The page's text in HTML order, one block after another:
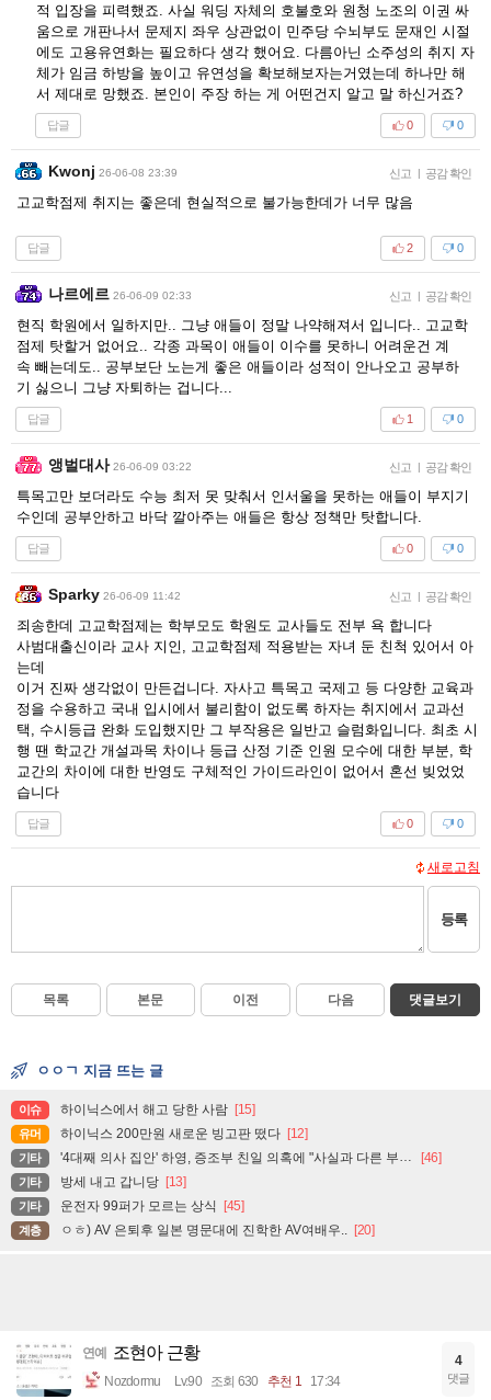
적 입장을 피력했죠. 사실 워딩 자체의 호불호와 원청 노조의 이권 싸
움으로 개판나서 문제지 좌우 상관없이 민주당 수뇌부도 문재인 시절
에도 고용유연화는 필요하다 생각 했어요. 다름아닌 소주성의 취지 자
체가 임금 하방을 높이고 유연성을 확보해보자는거였는데 하나만 해
서 제대로 망했죠. 본인이 주장 하는 게 어떤건지 알고 말 하신거죠?
답글 0
0
Kwonj 26-06-08 23:39 신고 | 공감 확인
고교학점제 취지는 좋은데 현실적으로 불가능한데가 너무 많음
답글 0
2
나르에르 26-06-09 02:33 신고 | 공감 확인
현직 학원에서 일하지만.. 그냥 애들이 정말 나약해져서 입니다.. 고교학
점제 탓할거 없어요.. 각종 과목이 애들이 이수를 못하니 어려운건 계
속 빼는데도.. 공부보단 노는게 좋은 애들이라 성적이 안나오고 공부하
기 싫으니 그냥 자퇴하는 겁니다...
답글 0
1
앵벌대사 26-06-09 03:22 신고 | 공감 확인
특목고만 보더라도 수능 최저 못 맞춰서 인서울을 못하는 애들이 부지기
수인데 공부안하고 바닥 깔아주는 애들은 항상 정책만 탓합니다.
답글 0
0
Sparky 26-06-09 11:42 신고 | 공감 확인
죄송한데 고교학점제는 학부모도 학원도 교사들도 전부 욕 합니다
사범대출신이라 교사 지인, 고교학점제 적용받는 자녀 둔 친척 있어서 아
는데
이거 진짜 생각없이 만든겁니다. 자사고 특목고 국제고 등 다양한 교육과
정을 수용하고 국내 입시에서 불리함이 없도록 하자는 취지에서 교과선
택, 수시등급 완화 도입했지만 그 부작용은 일반고 슬럼화입니다. 최초 시
행 땐 학교간 개설과목 차이나 등급 산정 기준 인원 모수에 대한 부분, 학
교간의 차이에 대한 반영도 구체적인 가이드라인이 없어서 혼선 빚었었
습니다
답글 0
0
새로고침
등록
목록 본문 이전 다음 댓글보기
ㅇㅇㄱ 지금 뜨는 글
이슈 하이닉스에서 해고 당한 사람 [15]
유머 하이닉스 200만원 새로운 빙고판 떴다 [12]
기타 '4대째 의사 집안' 하영, 증조부 친일 의혹에 "사실과 다른 부분 있어" [46]
기타 방세 내고 갑니당 [13]
기타 운전자 99퍼가 모르는 상식 [45]
계층 ㅇㅎ) AV 은퇴후 일본 명문대에 진학한 AV여배우.. [20]
연예 조현아 근황
Nozdormu Lv.90 조회 630 추천 1 17:34
4
댓글